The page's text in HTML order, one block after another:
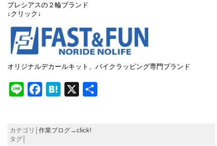
プレシアスの２輪ブランド
↓クリック↓
オリジナルデカールキット、バイクラッピング専門ブランド
Line FacebookHatena
カテゴリ│ 作業ブログ→click!
タグ│